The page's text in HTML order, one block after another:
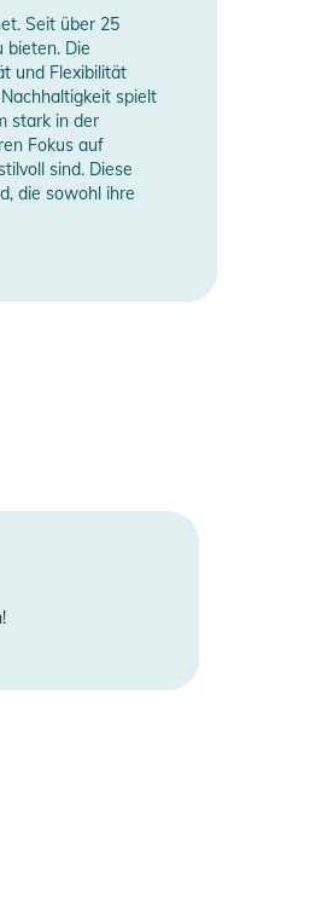
Seit über 25
bieten. Die
und Flexibilität
spielt
stark in der
Fokus auf
sind. Diese
die sowohl ihre